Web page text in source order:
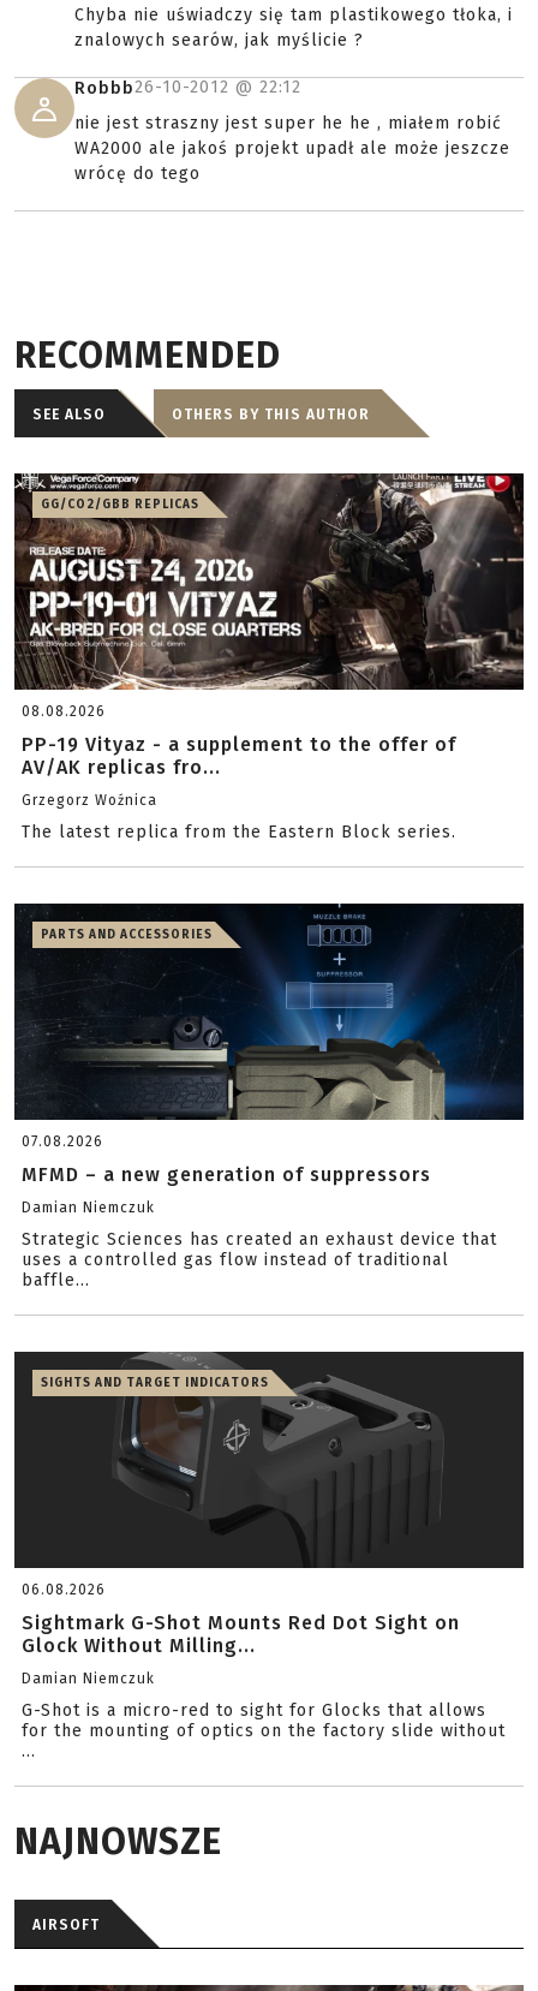
Chyba nie uświadczy się tam plastikowego tłoka, i
znalowych searów, jak myślicie ?
Robbb26-10-2012 @ 22:12
nie jest straszny jest super he he , miałem robić
WA2000 ale jakoś projekt upadł ale może jeszcze
wrócę do tego
RECOMMENDED
SEE ALSO OTHERS BY THIS AUTHOR
GG/CO2/GBB REPLICAS
08.08.2026
PP-19 Vityaz - a supplement to the offer of
AV/AK replicas fro...
Grzegorz Woźnica
The latest replica from the Eastern Block series.
PARTS AND ACCESSORIES
07.08.2026
MFMD – a new generation of suppressors
Damian Niemczuk
Strategic Sciences has created an exhaust device that
uses a controlled gas flow instead of traditional
baffle...
SIGHTS AND TARGET INDICATORS
06.08.2026
Sightmark G-Shot Mounts Red Dot Sight on
Glock Without Milling...
Damian Niemczuk
G-Shot is a micro-red to sight for Glocks that allows
for the mounting of optics on the factory slide without
...
NAJNOWSZE
AIRSOFT